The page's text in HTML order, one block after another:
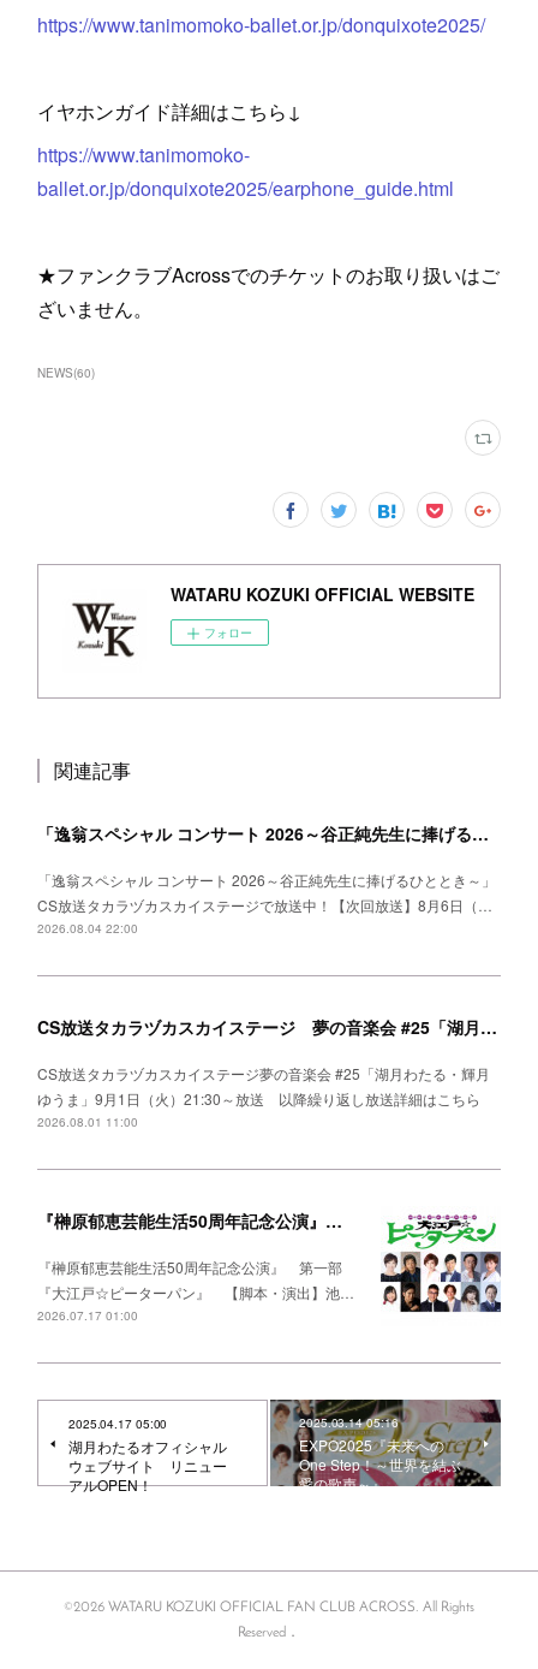
https://www.tanimomoko-ballet.or.jp/donquixote2025/
イヤホンガイド詳細はこちら↓
https://www.tanimomoko-
ballet.or.jp/donquixote2025/earphone_guide.html
★ファンクラブAcrossでのチケットのお取り扱いはご
ざいません。
NEWS(60)
WATARU KOZUKI OFFICIAL WEBSITE
フォロー
関連記事
「逸翁スペシャル コンサート 2026～谷正純先生に捧げるひととき～」CS放送タカラヅカスカイステージ 放送中！
「逸翁スペシャル コンサート 2026～谷正純先生に捧げるひととき～」
CS放送タカラヅカスカイステージで放送中！【次回放送】8月6日（…
2026.08.04 22:00
CS放送タカラヅカスカイステージ 夢の音楽会 #25「湖月わたる・輝月ゆうま」
CS放送タカラヅカスカイステージ夢の音楽会 #25「湖月わたる・輝月
ゆうま」9月1日（火）21:30～放送 以降繰り返し放送詳細はこちら
2026.08.01 11:00
『榊原郁恵芸能生活50周年記念公演』出演決定！
『榊原郁恵芸能生活50周年記念公演』 第一部
『大江戸☆ピーターパン』 【脚本・演出】池…
2026.07.17 01:00
2025.04.17 05:00
湖月わたるオフィシャル
ウェブサイト リニュー
アルOPEN！
2025.03.14 05:16
EXPO2025『未来への
One Step！～世界を結ぶ
愛の歌声～』
©2026 WATARU KOZUKI OFFICIAL FAN CLUB ACROSS. All Rights
Reserved．